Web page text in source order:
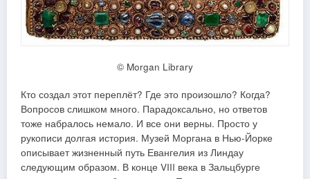
© Morgan Library
Кто создал этот переплёт? Где это произошло? Когда?
Вопросов слишком много. Парадоксально, но ответов
тоже набралось немало. И все они верны. Просто у
рукописи долгая история. Музей Моргана в Нью-Йорке
описывает жизненный путь Евангелия из Линдау
следующим образом. В конце VIII века в Зальцбурге